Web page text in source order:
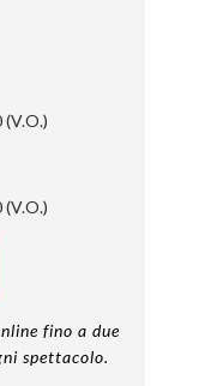
(V.O.)
(V.O.)
fino a due
spettacolo.